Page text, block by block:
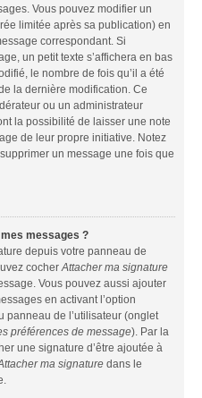
Vous pouvez modifier un
limitée après sa publication) en
correspondant. Si
un petit texte s’affichera en bas
le nombre de fois qu’il a été
la dernière modification. Ce
ou un administrateur
la possibilité de laisser une note
de leur propre initiative. Notez
un message une fois que
messages ?
depuis votre panneau de
cocherAttacher ma signature
Vous pouvez aussi ajouter
en activant l’option
panneau de l’utilisateur (onglet
préférences de message). Par la
une signature d’être ajoutée à
ma signature dans le